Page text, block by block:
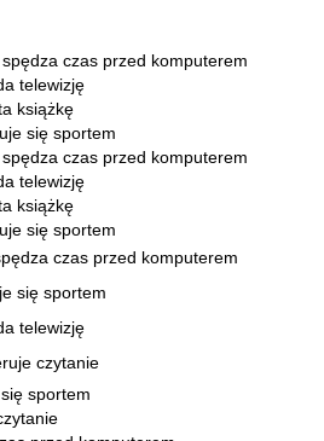
czas przed komputerem
telewizję
książkę
się sportem
czas przed komputerem
telewizję
książkę
się sportem
czas przed komputerem
się sportem
telewizję
czytanie
sportem